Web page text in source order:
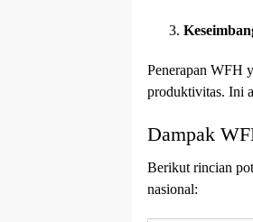
Penerapan WFH
produktivitas. Ini
Dampak
Berikut rincian
nasional: